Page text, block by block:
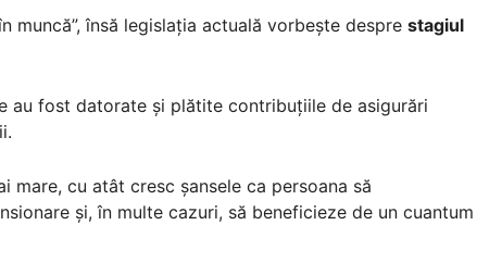
muncă”, însă legislația actuală vorbește despre stagiul
au fost datorate și plătite contribuțiile de asigurări
mare, cu atât cresc șansele ca persoana să
și, în multe cazuri, să beneficieze de un cuantum